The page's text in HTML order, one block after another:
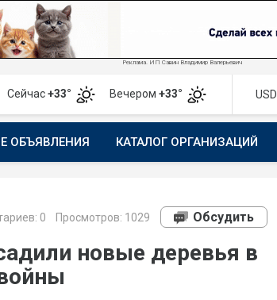
Реклама. ИП Савин Владимир Валерьевич
Сейчас+33° Вечером+33° USD
ОБЪЯВЛЕНИЯ КАТАЛОГ ОРГАНИЗАЦИЙ
0 Просмотров: 1029 Обсудить
новые деревья в